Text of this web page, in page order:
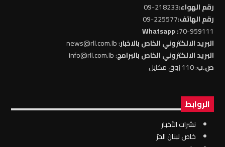
رقم الهواء:218233-09
رقم الهاتف:225577-09
70-959111
: Whatsapp
البريد الالكتروني الخاص بالاخبار: news@rll.com.lb
البريد الالكتروني الخاص بالبرامج: info@rll.com.lb
ص.ب: 110 زوق مكايل
الروابط
نشرات الأخبار
خاص لبنان الحرّ